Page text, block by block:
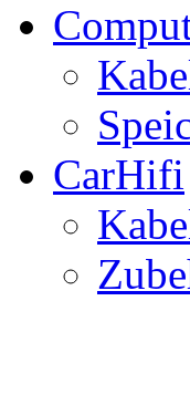
CarHifi